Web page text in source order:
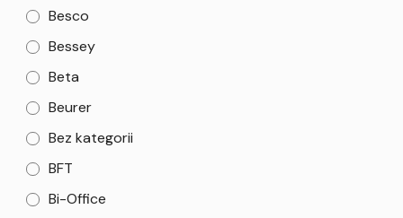
Besco
Bessey
Beta
Beurer
Bez kategorii
BFT
Bi-Office